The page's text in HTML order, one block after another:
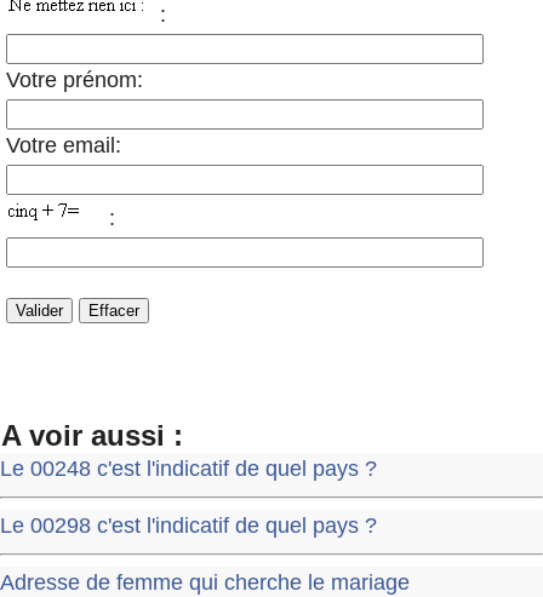
:
Votre prénom:
Votre email:
:
A voir aussi :
Le 00248 c'est l'indicatif de quel pays ?
Le 00298 c'est l'indicatif de quel pays ?
Adresse de femme qui cherche le mariage